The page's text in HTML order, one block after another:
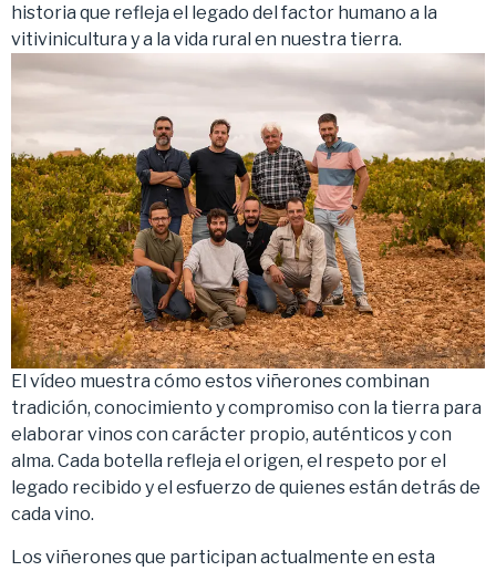
historia que refleja el legado del factor humano a la
vitivinicultura y a la vida rural en nuestra tierra.
El vídeo muestra cómo estos viñerones combinan
tradición, conocimiento y compromiso con la tierra para
elaborar vinos con carácter propio, auténticos y con
alma. Cada botella refleja el origen, el respeto por el
legado recibido y el esfuerzo de quienes están detrás de
cada vino.
Los viñerones que participan actualmente en esta